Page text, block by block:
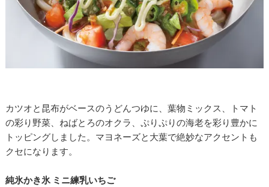
カツオと昆布がベースのうどんつゆに、葉物ミックス、トマト
の彩り野菜、ねばとろのオクラ、ぷりぷりの海老を彩り豊かに
トッピングしました。マヨネーズと大葉で絶妙なアクセントも
クセになります。
純氷かき氷 ミニ練乳いちご